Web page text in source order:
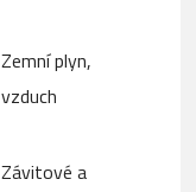
Zemní plyn,
vzduch
Závitové a